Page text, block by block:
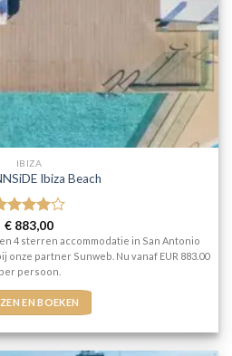
IBIZA
Ibiza Beach
Gewaardeerd
uit 5
€ 883,00
4 sterren accommodatie in San Antonio
onze partner Sunweb. Nu vanaf EUR 883.00
per persoon.
EN BOEKEN